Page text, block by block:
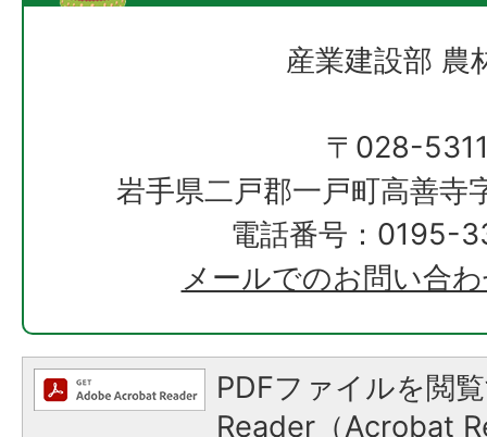
産業建設部 農
〒028-
岩手県二戸郡一戸町高善寺
電話番号：0195-
メールでのお問い合
PDFファイルを閲
Reader（Acrobat